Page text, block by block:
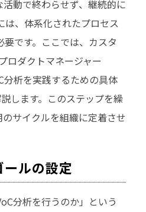
動で終わらせず、継続的に
は、体系化されたプロセス
です。ここでは、カスタ
ロダクトマネージャー
分析を実践するための具体
します。このステップを繰
のサイクルを組織に定着させ
ルの設定
分析を行うのか」という